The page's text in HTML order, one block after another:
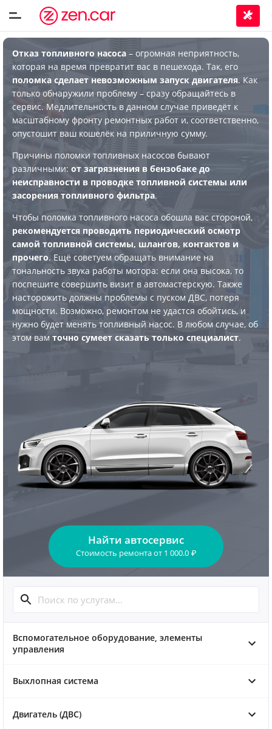
Отказ топливного насоса – огромная неприятность,
которая на время превратит вас в пешехода. Так, его
поломка сделает невозможным запуск двигателя. Как
только обнаружили проблему – сразу обращайтесь в
сервис. Медлительность в данном случае приведёт к
масштабному фронту ремонтных работ и, соответственно,
опустошит ваш кошелёк на приличную сумму.
Причины поломки топливных насосов бывают
различными: от загрязнения в бензобаке до
неисправности в проводке топливной системы или
засорения топливного фильтра.
Чтобы поломка топливного насоса обошла вас стороной,
рекомендуется проводить периодический осмотр
самой топливной системы, шлангов, контактов и
прочего. Ещё советуем обращать внимание на
тональность звука работы мотора: если она высока, то
поспешите совершить визит в автомастерскую. Также
насторожить должны проблемы с пуском ДВС, потеря
мощности. Возможно, ремонтом не удастся обойтись, и
нужно будет менять топливный насос. В любом случае, об
этом вам точно сумеет сказать только специалист.
Найти автосервис
Стоимость ремонтаот 1 000.0 ₽
Вспомогательное оборудование, элементы
управления
Выхлопная система
Двигатель (ДВС)